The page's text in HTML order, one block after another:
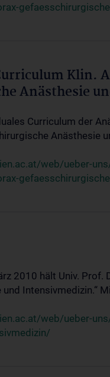
Klin.
Anästhesie
Curriculum der
Anästhesie
web/ueber-
2010 hält Univ.
Intensivmedizin.“
web/ueber-